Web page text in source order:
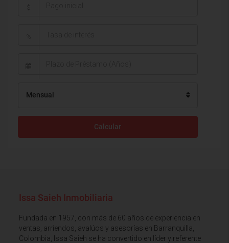
Mensual
Calcular
Issa Saieh Inmobiliaria
Fundada en 1957, con más de 60 años de experiencia en
ventas, arriendos, avalúos y asesorías en Barranquilla,
Colombia, Issa Saieh se ha convertido en líder y referente